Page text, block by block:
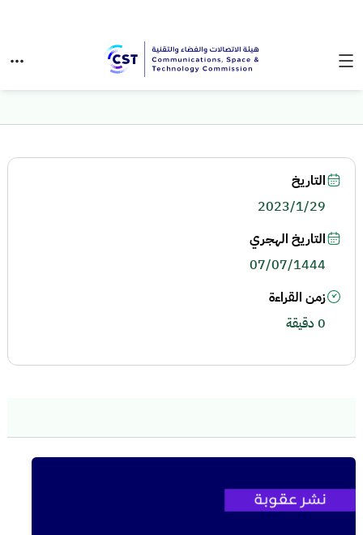
التاريخ
2023/1/29
التاريخ الهجري
07/07/1444
زمن القراءة
0 دقيقة